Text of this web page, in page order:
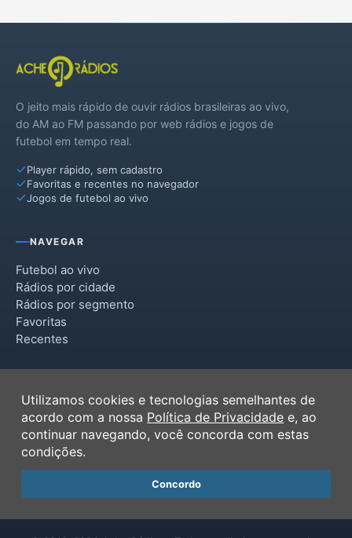
O jeito mais rápido de ouvir rádios brasileiras ao vivo,
do AM ao FM passando por web rádios e jogos de
futebol em tempo real.
Player rápido, sem cadastro
Favoritas e recentes no navegador
Jogos de futebol ao vivo
NAVEGAR
Futebol ao vivo
Rádios por cidade
Rádios por segmento
Favoritas
Recentes
Termos de Uso
Política de Privacidade
Ferramentas
Contato
Utilizamos cookies e tecnologias semelhantes de
acordo com a nossa Política de Privacidade e, ao
continuar navegando, você concorda com estas
condições.
Concordo